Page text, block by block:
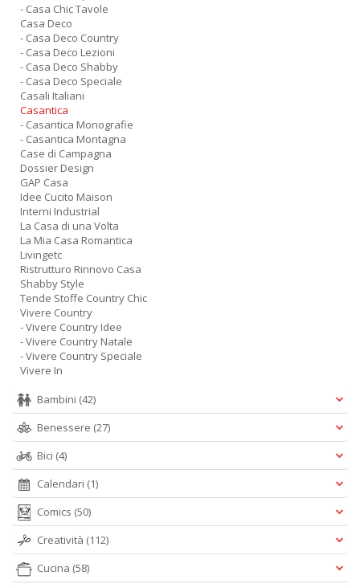
- Casa Chic Tavole
Casa Deco
- Casa Deco Country
- Casa Deco Lezioni
- Casa Deco Shabby
- Casa Deco Speciale
Casali Italiani
Casantica
- Casantica Monografie
- Casantica Montagna
Case di Campagna
Dossier Design
GAP Casa
Idee Cucito Maison
Interni Industrial
La Casa di una Volta
La Mia Casa Romantica
Livingetc
Ristrutturo Rinnovo Casa
Shabby Style
Tende Stoffe Country Chic
Vivere Country
- Vivere Country Idee
- Vivere Country Natale
- Vivere Country Speciale
Vivere In
Bambini (42)
Benessere (27)
Bici (4)
Calendari (1)
Comics (50)
Creatività (112)
Cucina (58)